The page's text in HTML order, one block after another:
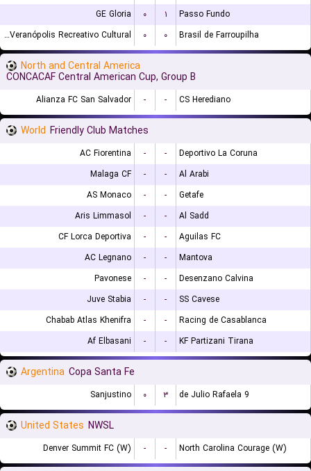
GE Gloria
۰ ۱
Passo Fundo
EC Veranópolis Recreativo Cultural
۰ ۰ Brasil de Farroupilha
North and Central America
CONCACAF Central American Cup, Group B
Alianza FC San Salvador - - CS Herediano
World Friendly Club Matches
AC Fiorentina - -
Deportivo La Coruna
Malaga CF
- -
Al Arabi
AS Monaco
- -
Getafe
Aris Limmasol
- -
Al Sadd
CF Lorca Deportiva
- -
Aguilas FC
AC Legnano
- -
Mantova
Pavonese
- -
Desenzano Calvina
Juve Stabia
- -
SS Cavese
Chabab Atlas Khenifra
- -
Racing de Casablanca
Af Elbasani
- - KF Partizani Tirana
Argentina Copa Santa Fe
Sanjustino ۰ ۳ 9 de Julio Rafaela
United States NWSL
Denver Summit FC (W) - - North Carolina Courage (W)